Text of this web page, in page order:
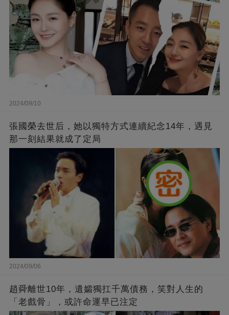
2024/09/10
張國榮去世后，她以獨特方式連續紀念14年，遇見
那一刻結果就成了定局
2024/09/06
趙舜離世10年，遺孀獨扛千萬債務，笑對人生的
「老戲骨」，或許命運早已注定